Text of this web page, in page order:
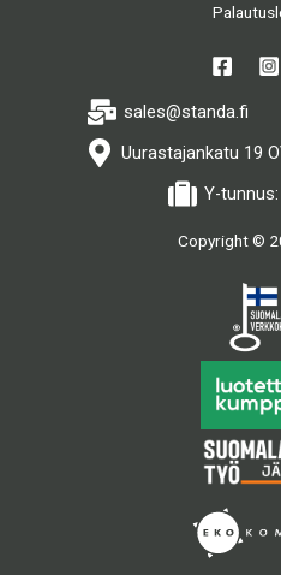
sales@standa.fi
Uurastajankatu 19
Y-
Copyright ©